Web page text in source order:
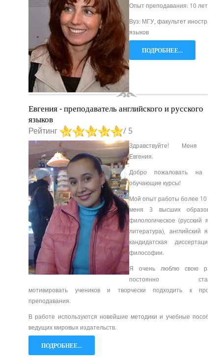
Опыт преподавания: 10 лет
Вуз: МГУ, факультет
языков
ПОДРОБНЕЕ...
Евгения - преподаватель английского и русского
языков
Рейтинг / 5
Здравствуйте! Меня
Евгения.
Добро пожаловать на
обучающие курсы!
Мой опыт работы более 10
меня 3 высших
филологическое (русский
литература), английский
кандидатская диссертация
философии.
Я очень люблю свою
постоянно
мотивировать учеников и творчески подходить к
преподавания.
В работе используются новейшие методики и учебные пособия
ведущих мировых издательств.
ПОДРОБНЕЕ...